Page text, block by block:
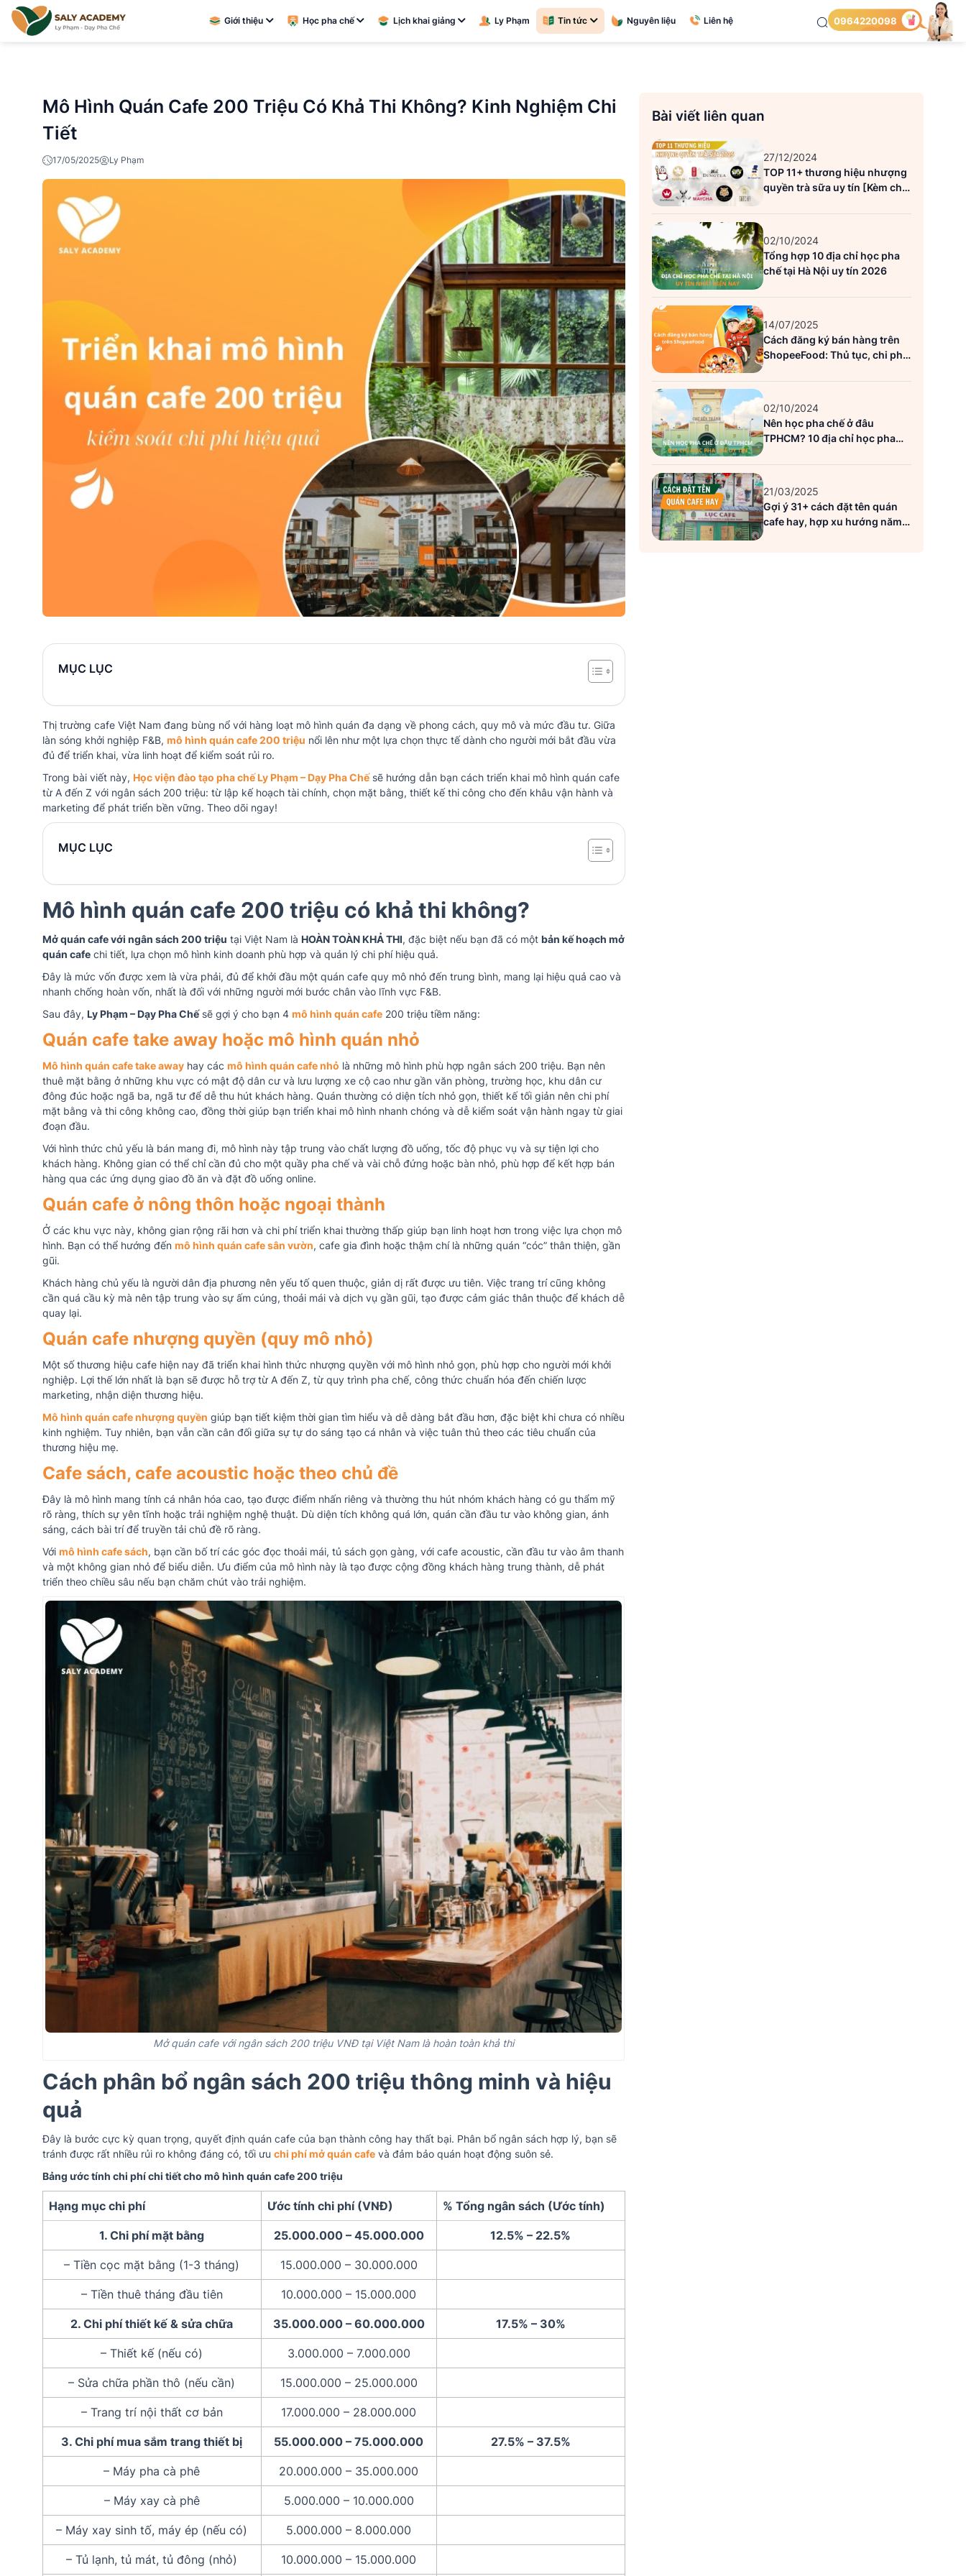
Giới thiệu Học pha chế Lịch khai giảng Ly Phạm Tin tức Nguyên liệu Liên hệ 0964220098
Mô Hình Quán Cafe 200 Triệu Có Khả Thi Không? Kinh Nghiệm Chi
Tiết
17/05/2025 Ly Phạm
MỤC LỤC
Thị trường cafe Việt Nam đang bùng nổ với hàng loạt mô hình quán đa dạng về phong cách, quy mô và mức đầu tư. Giữa
làn sóng khởi nghiệp F&B, mô hình quán cafe 200 triệu nổi lên như một lựa chọn thực tế dành cho người mới bắt đầu vừa
đủ để triển khai, vừa linh hoạt để kiểm soát rủi ro.
Trong bài viết này, Học viện đào tạo pha chế Ly Phạm – Dạy Pha Chếsẽ hướng dẫn bạn cách triển khai mô hình quán cafe
từ A đến Z với ngân sách 200 triệu: từ lập kế hoạch tài chính, chọn mặt bằng, thiết kế thi công cho đến khâu vận hành và
marketing để phát triển bền vững. Theo dõi ngay!
MỤC LỤC
Mô hình quán cafe 200 triệu có khả thi không?
Mở quán cafe với ngân sách 200 triệu tại Việt Nam là HOÀN TOÀN KHẢ THI, đặc biệt nếu bạn đã có một bản kế hoạch mở
quán cafechi tiết, lựa chọn mô hình kinh doanh phù hợp và quản lý chi phí hiệu quả.
Đây là mức vốn được xem là vừa phải, đủ để khởi đầu một quán cafe quy mô nhỏ đến trung bình, mang lại hiệu quả cao và
nhanh chống hoàn vốn, nhất là đối với những người mới bước chân vào lĩnh vực F&B.
Sau đây, Ly Phạm – Dạy Pha Chếsẽ gợi ý cho bạn 4 mô hình quán cafe200 triệu tiềm năng:
Quán cafe take away hoặc mô hình quán nhỏ
Mô hình quán cafe take awayhay các mô hình quán cafe nhỏ là những mô hình phù hợp ngân sách 200 triệu. Bạn nên
thuê mặt bằng ở những khu vực có mật độ dân cư và lưu lượng xe cộ cao như gần văn phòng, trường học, khu dân cư
đông đúc hoặc ngã ba, ngã tư để dễ thu hút khách hàng. Quán thường có diện tích nhỏ gọn, thiết kế tối giản nên chi phí
mặt bằng và thi công không cao, đồng thời giúp bạn triển khai mô hình nhanh chóng và dễ kiểm soát vận hành ngay từ giai
đoạn đầu.
Với hình thức chủ yếu là bán mang đi, mô hình này tập trung vào chất lượng đồ uống, tốc độ phục vụ và sự tiện lợi cho
khách hàng. Không gian có thể chỉ cần đủ cho một quầy pha chế và vài chỗ đứng hoặc bàn nhỏ, phù hợp để kết hợp bán
hàng qua các ứng dụng giao đồ ăn và đặt đồ uống online.
Quán cafe ở nông thôn hoặc ngoại thành
Ở các khu vực này, không gian rộng rãi hơn và chi phí triển khai thường thấp giúp bạn linh hoạt hơn trong việc lựa chọn mô
hình. Bạn có thể hướng đến mô hình quán cafe sân vườn, cafe gia đình hoặc thậm chí là những quán “cóc” thân thiện, gần
gũi.
Khách hàng chủ yếu là người dân địa phương nên yếu tố quen thuộc, giản dị rất được ưu tiên. Việc trang trí cũng không
cần quá cầu kỳ mà nên tập trung vào sự ấm cúng, thoải mái và dịch vụ gần gũi, tạo được cảm giác thân thuộc để khách dễ
quay lại.
Quán cafe nhượng quyền (quy mô nhỏ)
Một số thương hiệu cafe hiện nay đã triển khai hình thức nhượng quyền với mô hình nhỏ gọn, phù hợp cho người mới khởi
nghiệp. Lợi thế lớn nhất là bạn sẽ được hỗ trợ từ A đến Z, từ quy trình pha chế, công thức chuẩn hóa đến chiến lược
marketing, nhận diện thương hiệu.
Mô hình quán cafe nhượng quyền giúp bạn tiết kiệm thời gian tìm hiểu và dễ dàng bắt đầu hơn, đặc biệt khi chưa có nhiều
kinh nghiệm. Tuy nhiên, bạn vẫn cần cân đối giữa sự tự do sáng tạo cá nhân và việc tuân thủ theo các tiêu chuẩn của
thương hiệu mẹ.
Cafe sách, cafe acoustic hoặc theo chủ đề
Đây là mô hình mang tính cá nhân hóa cao, tạo được điểm nhấn riêng và thường thu hút nhóm khách hàng có gu thẩm mỹ
rõ ràng, thích sự yên tĩnh hoặc trải nghiệm nghệ thuật. Dù diện tích không quá lớn, quán cần đầu tư vào không gian, ánh
sáng, cách bài trí để truyền tải chủ đề rõ ràng.
Với mô hình cafe sách, bạn cần bố trí các góc đọc thoải mái, tủ sách gọn gàng, với cafe acoustic, cần đầu tư vào âm thanh
và một không gian nhỏ để biểu diễn. Ưu điểm của mô hình này là tạo được cộng đồng khách hàng trung thành, dễ phát
triển theo chiều sâu nếu bạn chăm chút vào trải nghiệm.
Mở quán cafe với ngân sách 200 triệu VNĐ tại Việt Nam là hoàn toàn khả thi
Cách phân bổ ngân sách 200 triệu thông minh và hiệu
quả
Đây là bước cực kỳ quan trọng, quyết định quán cafe của bạn thành công hay thất bại. Phân bổ ngân sách hợp lý, bạn sẽ
tránh được rất nhiều rủi ro không đáng có, tối ưu chi phí mở quán cafevà đảm bảo quán hoạt động suôn sẻ.
Bảng ước tính chi phí chi tiết cho mô hình quán cafe 200 triệu
Hạng mục chi phí Ước tính chi phí (VNĐ) % Tổng ngân sách (Ước tính)
1. Chi phí mặt bằng 25.000.000 – 45.000.000 12.5% – 22.5%
– Tiền cọc mặt bằng (1-3 tháng) 15.000.000 – 30.000.000
– Tiền thuê tháng đầu tiên 10.000.000 – 15.000.000
2. Chi phí thiết kế & sửa chữa 35.000.000 – 60.000.000 17.5% – 30%
– Thiết kế (nếu có) 3.000.000 – 7.000.000
– Sửa chữa phần thô (nếu cần) 15.000.000 – 25.000.000
– Trang trí nội thất cơ bản 17.000.000 – 28.000.000
3. Chi phí mua sắm trang thiết bị 55.000.000 – 75.000.000 27.5% – 37.5%
– Máy pha cà phê 20.000.000 – 35.000.000
– Máy xay cà phê 5.000.000 – 10.000.000
– Máy xay sinh tố, máy ép (nếu có) 5.000.000 – 8.000.000
– Tủ lạnh, tủ mát, tủ đông (nhỏ) 10.000.000 – 15.000.000
Bài viết liên quan
27/12/2024
TOP 11+ thương hiệu nhượng
quyền trà sữa uy tín [Kèm chi
02/10/2024
Tổng hợp 10 địa chỉ học pha
chế tại Hà Nội uy tín 2026
14/07/2025
Cách đăng ký bán hàng trên
ShopeeFood: Thủ tục, chi phí
02/10/2024
Nên học pha chế ở đâu
TPHCM? 10 địa chỉ học pha
chế uy tín
21/03/2025
Gợi ý 31+ cách đặt tên quán
cafe hay, hợp xu hướng năm
2026